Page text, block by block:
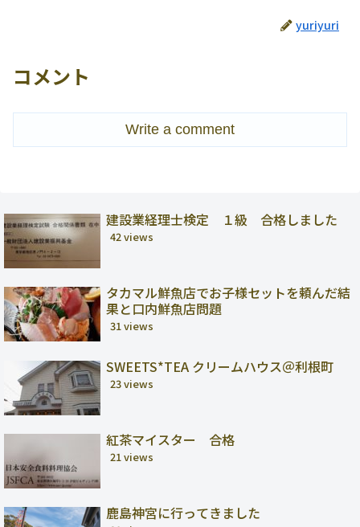
yuriyuri
コメント
Write a comment
建設業経理士検定 １級 合格しました
42 views
タカマル鮮魚店でお子様セットを頼んだ結
果と口内鮮魚店問題
31 views
SWEETS*TEA クリームハウス＠利根町
23 views
紅茶マイスター 合格
21 views
鹿島神宮に行ってきました